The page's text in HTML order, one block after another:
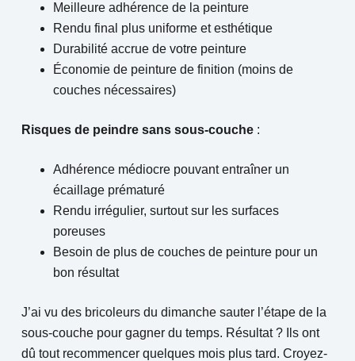
Meilleure adhérence de la peinture
Rendu final plus uniforme et esthétique
Durabilité accrue de votre peinture
Économie de peinture de finition (moins de
couches nécessaires)
Risques de peindre sans sous-couche:
Adhérence médiocre pouvant entraîner un
écaillage prématuré
Rendu irrégulier, surtout sur les surfaces
poreuses
Besoin de plus de couches de peinture pour un
bon résultat
J’ai vu des bricoleurs du dimanche sauter l’étape de la
sous-couche pour gagner du temps. Résultat ? Ils ont
dû tout recommencer quelques mois plus tard. Croyez-